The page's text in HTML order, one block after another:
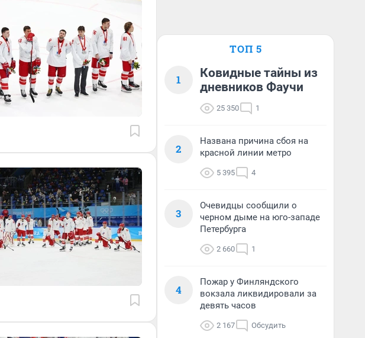
ТОП 5
1
Ковидные тайны из
дневников Фаучи
25 350 1
2
Названа причина сбоя на
красной линии метро
5 395 4
3
Очевидцы сообщили о
черном дыме на юго-западе
Петербурга
2 660 1
4
Пожар у Финляндского
вокзала ликвидировали за
девять часов
2 167 Обсудить